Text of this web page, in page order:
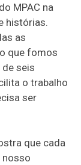
MPAC na
histórias.
as
que fomos
seis
o trabalho
ser